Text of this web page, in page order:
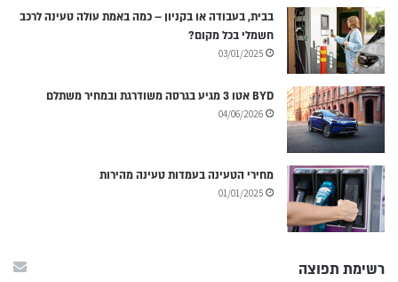
בבית, בעבודה או בקניון – כמה באמת עולה טעינה לרכב
חשמלי בכל מקום?
03/01/2025
BYD אטו 3 מגיע בגרסה משודרגת ובמחיר משתלם
04/06/2026
מחירי הטעינה בעמדות טעינה מהירות
01/01/2025
רשימת תפוצה